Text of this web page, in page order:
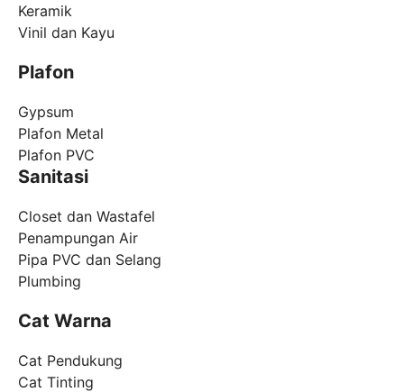
Keramik
Vinil dan Kayu
Plafon
Gypsum
Plafon Metal
Plafon PVC
Sanitasi
Closet dan Wastafel
Penampungan Air
Pipa PVC dan Selang
Plumbing
Cat Warna
Cat Pendukung
Cat Tinting